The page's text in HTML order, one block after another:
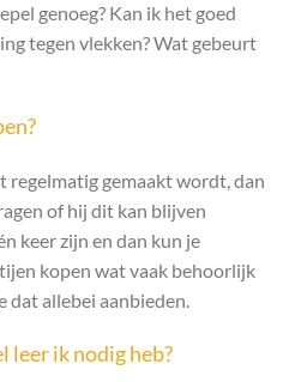
genoeg? Kan ik het goed
tegen vlekken? Wat gebeurt
regelmatig gemaakt wordt, dan
of hij dit kan blijven
keer zijn en dan kun je
kopen wat vaak behoorlijk
dat allebei aanbieden.
leer ik nodig heb?